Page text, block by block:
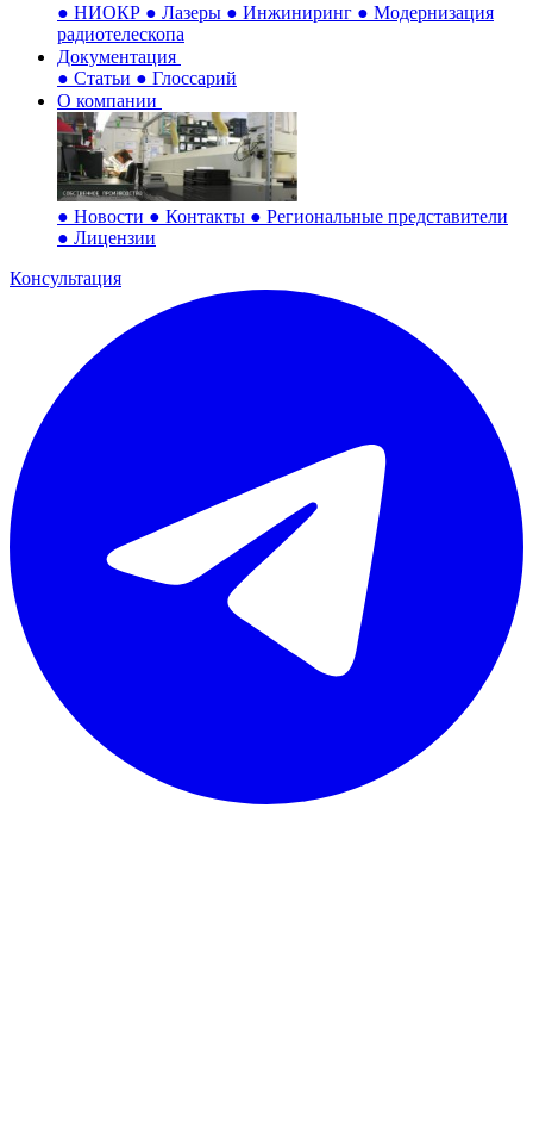
● НИОКР ● Лазеры ● Инжиниринг ● Модернизация
радиотелескопа
Документация
● Статьи ● Глоссарий
О компании
● Новости ● Контакты ● Региональные представители
● Лицензии
Консультация